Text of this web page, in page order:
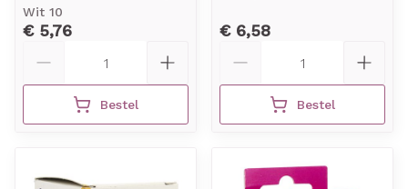
Wit 10
€ 5,76
Bestel
€ 6,58
Bestel